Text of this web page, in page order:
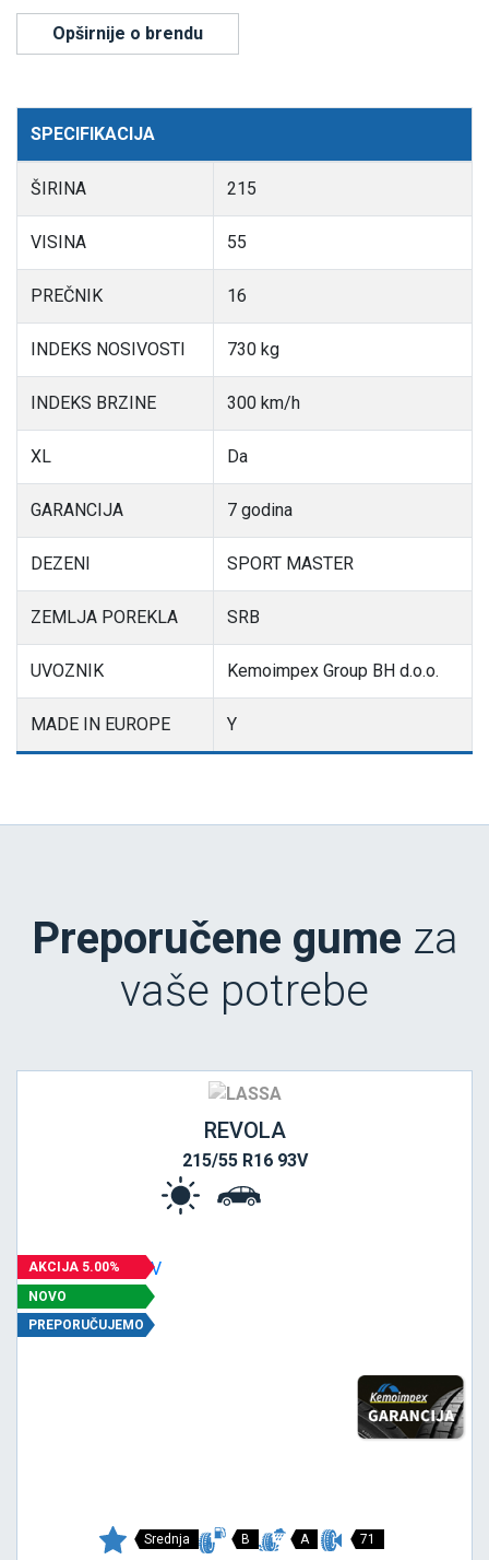
Opširnije o brendu
SPECIFIKACIJA
ŠIRINA 215
VISINA 55
PREČNIK 16
INDEKS NOSIVOSTI 730 kg
INDEKS BRZINE 300 km/h
XL Da
GARANCIJA 7 godina
DEZENI SPORT MASTER
ZEMLJA POREKLA SRB
UVOZNIK Kemoimpex Group BH d.o.o.
MADE IN EUROPE Y
Preporučene gume za
vaše potrebe
REVOLA
215/55 R16 93V
AKCIJA 5.00%
NOVO
PREPORUČUJEMO
Srednja B A 71